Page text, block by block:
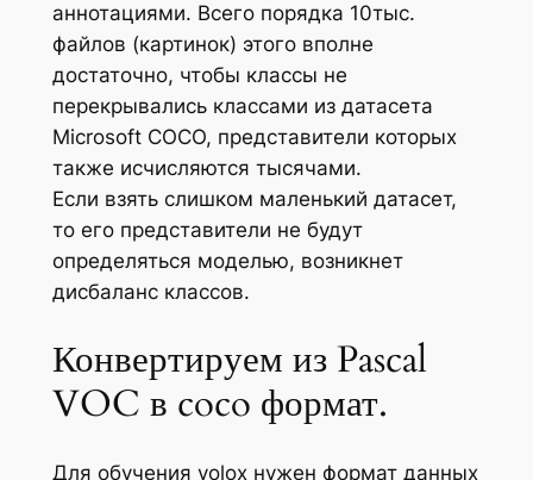
аннотациями. Всего порядка 10тыс.
файлов (картинок) этого вполне
достаточно, чтобы классы не
перекрывались классами из датасета
Microsoft COCO, представители которых
также исчисляются тысячами.
Если взять слишком маленький датасет,
то его представители не будут
определяться моделью, возникнет
дисбаланс классов.
Конвертируем из Pascal
VOC в coco формат.
Для обучения yolox нужен формат данных